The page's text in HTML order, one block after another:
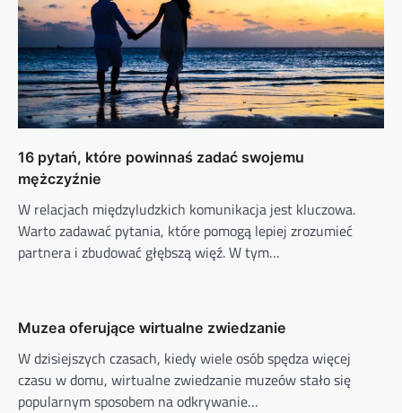
16 pytań, które powinnaś zadać swojemu
mężczyźnie
W relacjach międzyludzkich komunikacja jest kluczowa.
Warto zadawać pytania, które pomogą lepiej zrozumieć
partnera i zbudować głębszą więź. W tym…
Muzea oferujące wirtualne zwiedzanie
W dzisiejszych czasach, kiedy wiele osób spędza więcej
czasu w domu, wirtualne zwiedzanie muzeów stało się
popularnym sposobem na odkrywanie…